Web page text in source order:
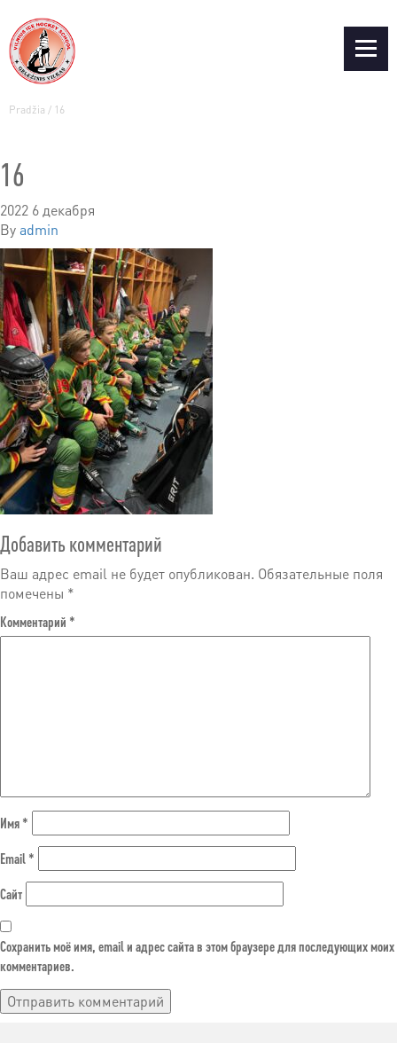
Pradžia / 16
16
2022 6 декабря
Byadmin
Добавить комментарий
Ваш адрес email не будет опубликован. Обязательные поля
помечены *
Комментарий *
Имя*
Email*
Сайт
Сохранить моё имя, email и адрес сайта в этом браузере для последующих моих
комментариев.